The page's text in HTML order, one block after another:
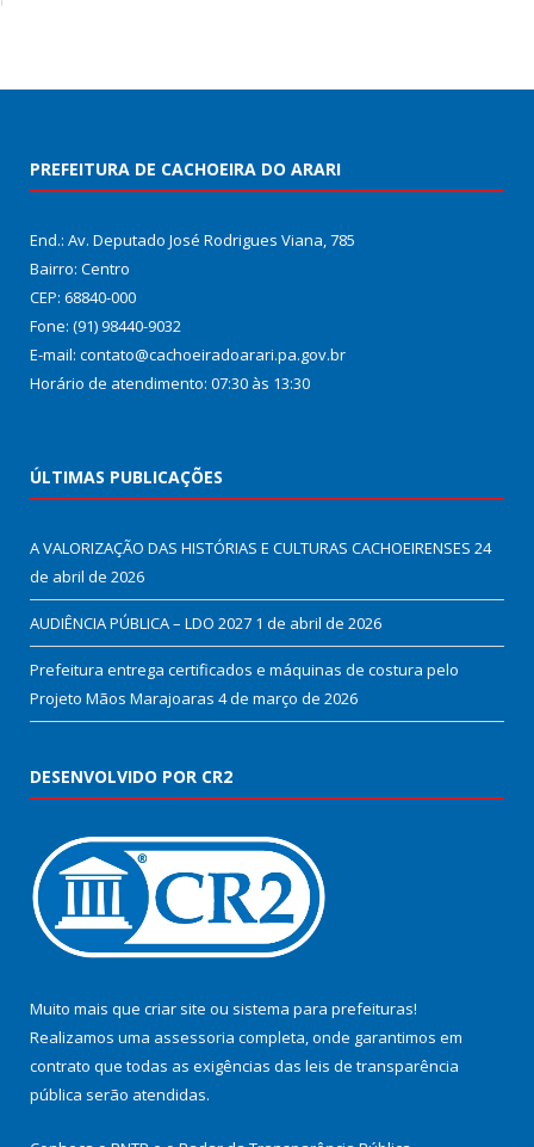
PREFEITURA DE CACHOEIRA DO ARARI
End.: Av. Deputado José Rodrigues Viana, 785
Bairro: Centro
CEP: 68840-000
Fone: (91) 98440-9032
E-mail: contato@cachoeiradoarari.pa.gov.br
Horário de atendimento: 07:30 às 13:30
ÚLTIMAS PUBLICAÇÕES
A VALORIZAÇÃO DAS HISTÓRIAS E CULTURAS CACHOEIRENSES 24
de abril de 2026
AUDIÊNCIA PÚBLICA – LDO 2027 1 de abril de 2026
Prefeitura entrega certificados e máquinas de costura pelo
Projeto Mãos Marajoaras 4 de março de 2026
DESENVOLVIDO POR CR2
Muito mais que criar site ou sistema para prefeituras!
Realizamos uma assessoria completa, onde garantimos em
contrato que todas as exigências das leis de transparência
pública serão atendidas.